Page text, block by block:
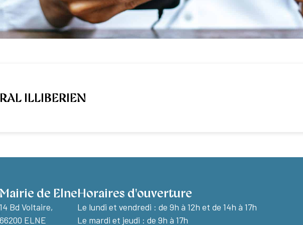
ILLIBERIEN
Mairie de Elne
14 Bd Voltaire,
66200 ELNE
Horaires d'ouverture
Le lundi et vendredi : de 9h à 12h et de 14h à 17h
Le mardi et jeudi : de 9h à 17h